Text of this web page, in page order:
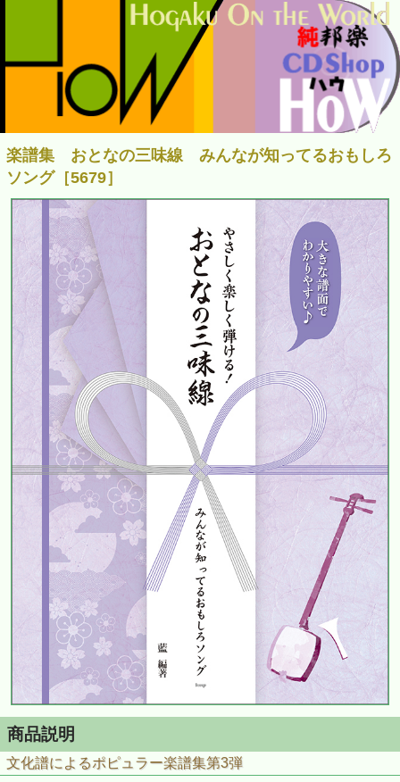
楽譜集 おとなの三味線 みんなが知ってるおもしろ
ソング［5679］
商品説明
文化譜によるポピュラー楽譜集第3弾